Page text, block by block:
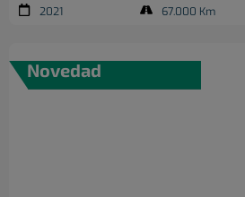
2021 67.000 Km
Novedad